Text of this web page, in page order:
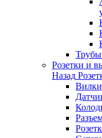
Трубы
Розетки и
Назад